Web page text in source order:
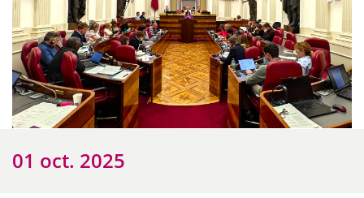
01 oct. 2025